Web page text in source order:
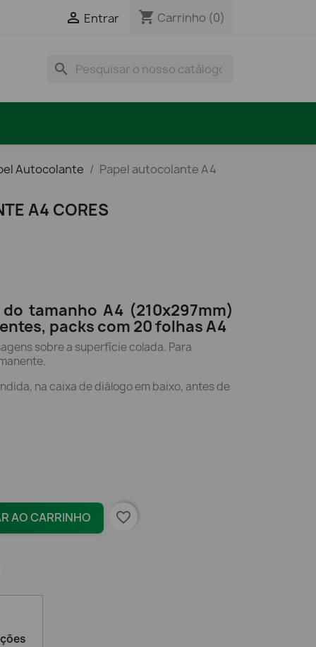
 Entrar shopping_cart Carrinho (0)
search
Autocolante
Papel autocolante A4
A4 CORES
tamanho A4 (210x297mm)
packs com 20 folhas A4
sobre a superfície colada. Para
na caixa de diálogo em baixo, antes de
AO CARRINHO favorite_border